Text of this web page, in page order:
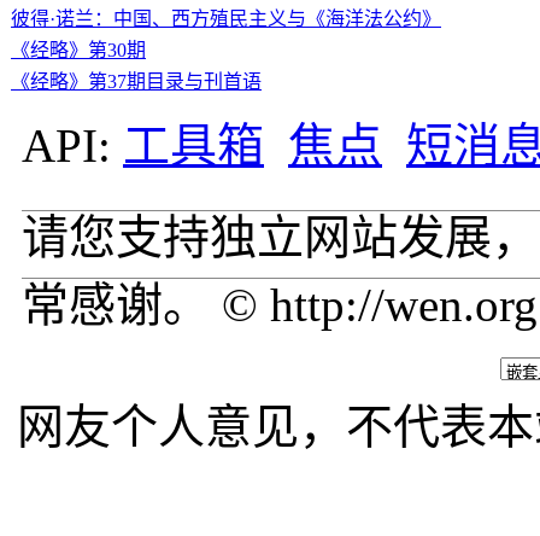
彼得·诺兰：中国、西方殖民主义与《海洋法公约》
《经略》第30期
《经略》第37期目录与刊首语
API: 工具箱 焦点 短消
请您支持独立网站发展
常感谢。 © http://
网友个人意见，不代表